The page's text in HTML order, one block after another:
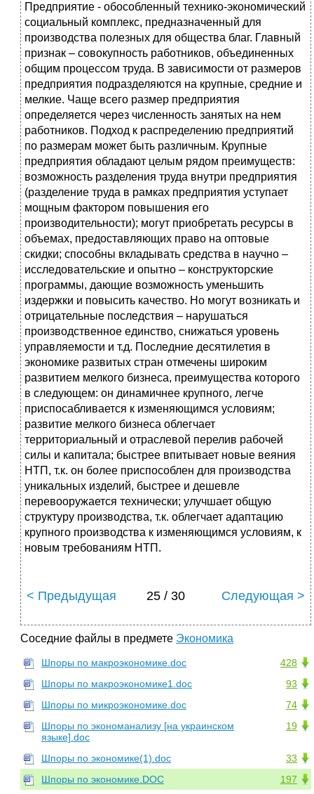
Предприятие - обособленный технико-экономический
социальный комплекс, предназначенный для
производства полезных для общества благ. Главный
признак – совокупность работников, объединенных
общим процессом труда. В зависимости от размеров
предприятия подразделяются на крупные, средние и
мелкие. Чаще всего размер предприятия
определяется через численность занятых на нем
работников. Подход к распределению предприятий
по размерам может быть различным. Крупные
предприятия обладают целым рядом преимуществ:
возможность разделения труда внутри предприятия
(разделение труда в рамках предприятия уступает
мощным фактором повышения его
производительности); могут приобретать ресурсы в
объемах, предоставляющих право на оптовые
скидки; способны вкладывать средства в научно –
исследовательские и опытно – конструкторские
программы, дающие возможность уменьшить
издержки и повысить качество. Но могут возникать и
отрицательные последствия – нарушаться
производственное единство, снижаться уровень
управляемости и т.д. Последние десятилетия в
экономике развитых стран отмечены широким
развитием мелкого бизнеса, преимущества которого
в следующем: он динамичнее крупного, легче
приспосабливается к изменяющимся условиям;
развитие мелкого бизнеса облегчает
территориальный и отраслевой перелив рабочей
силы и капитала; быстрее впитывает новые веяния
НТП, т.к. он более приспособлен для производства
уникальных изделий, быстрее и дешевле
перевооружается технически; улучшает общую
структуру производства, т.к. облегчает адаптацию
крупного производства к изменяющимся условиям, к
новым требованиям НТП.
< Предыдущая 25 / 30 Следующая >
Соседние файлы в предмете Экономика
428
Шпоры по макроэкономике.doc
93
Шпоры по макроэкономике1.doc
74
Шпоры по микроэкономике.doc
19
Шпоры по экономанализу [на украинском
языке].doc
33
Шпоры по экономике(1).doc
197
Шпоры по экономике.DOC